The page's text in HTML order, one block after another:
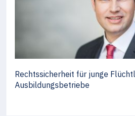
Rechtssicherheit für junge
Ausbildungsbetriebe